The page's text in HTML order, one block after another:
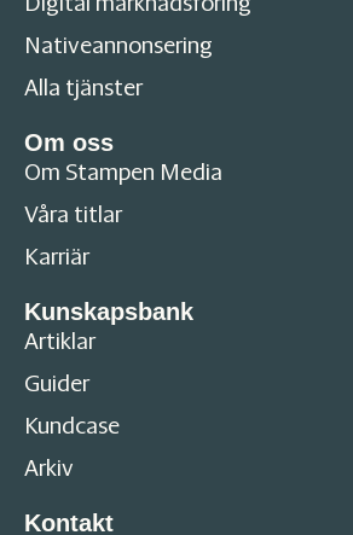
Nativeannonsering
Alla tjänster
Om oss
Om Stampen Media
Våra titlar
Karriär
Kunskapsbank
Artiklar
Guider
Kundcase
Arkiv
Kontakt